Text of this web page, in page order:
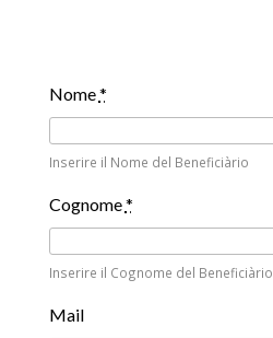
Nome*
Inserire il Nome del Beneficiàrio
Cognome*
Inserire il Cognome del Beneficiàrio
Mail